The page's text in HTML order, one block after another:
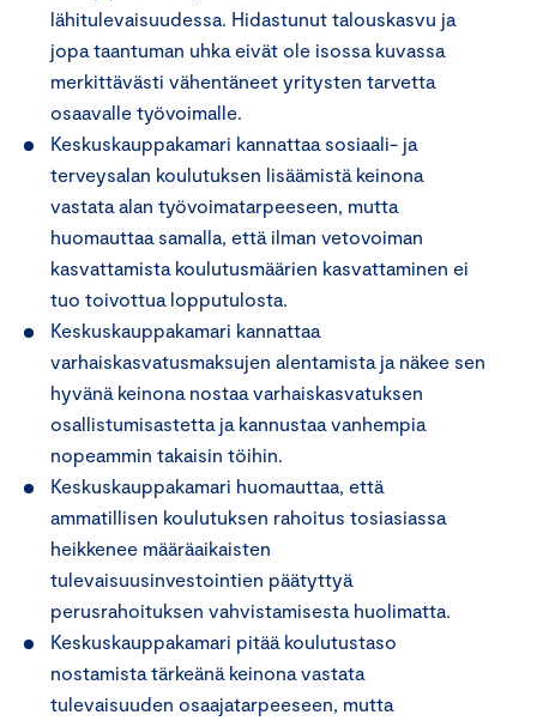
lähitulevaisuudessa. Hidastunut talouskasvu ja
jopa taantuman uhka eivät ole isossa kuvassa
merkittävästi vähentäneet yritysten tarvetta
osaavalle työvoimalle.
Keskuskauppakamari kannattaa sosiaali- ja
terveysalan koulutuksen lisäämistä keinona
vastata alan työvoimatarpeeseen, mutta
huomauttaa samalla, että ilman vetovoiman
kasvattamista koulutusmäärien kasvattaminen ei
tuo toivottua lopputulosta.
Keskuskauppakamari kannattaa
varhaiskasvatusmaksujen alentamista ja näkee sen
hyvänä keinona nostaa varhaiskasvatuksen
osallistumisastetta ja kannustaa vanhempia
nopeammin takaisin töihin.
Keskuskauppakamari huomauttaa, että
ammatillisen koulutuksen rahoitus tosiasiassa
heikkenee määräaikaisten
tulevaisuusinvestointien päätyttyä
perusrahoituksen vahvistamisesta huolimatta.
Keskuskauppakamari pitää koulutustaso
nostamista tärkeänä keinona vastata
tulevaisuuden osaajatarpeeseen, mutta